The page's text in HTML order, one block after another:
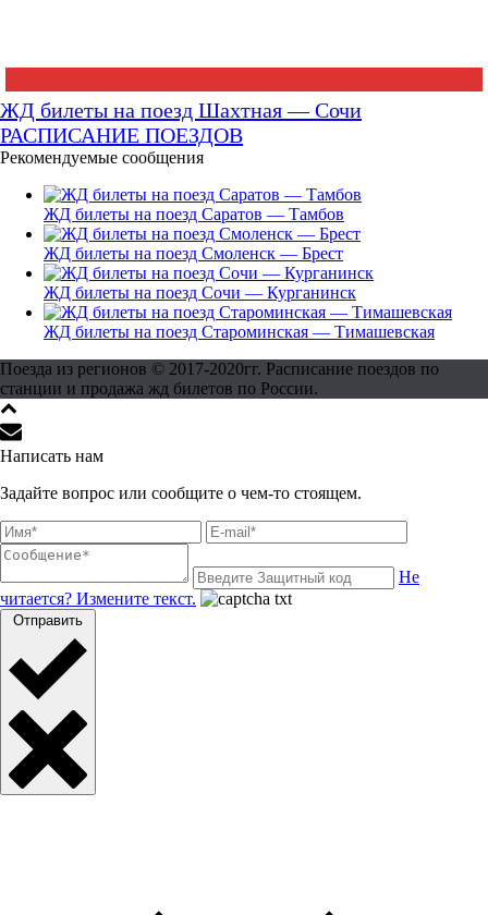
ЖД билеты на поезд Шахтная — Сочи
РАСПИСАНИЕ ПОЕЗДОВ
Рекомендуемые сообщения
ЖД билеты на поезд Саратов — Тамбов
ЖД билеты на поезд Смоленск — Брест
ЖД билеты на поезд Сочи — Курганинск
ЖД билеты на поезд Староминская — Тимашевская
Поезда из регионов © 2017-2020гг. Расписание поездов по
станции и продажа жд билетов по России.
Написать нам
Задайте вопрос или сообщите о чем-то стоящем.
Не
читается? Измените текст.
Отправить